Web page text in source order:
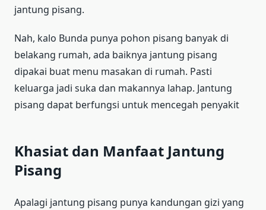
jantung pisang.
Nah, kalo Bunda punya pohon pisang banyak di
belakang rumah, ada baiknya jantung pisang
dipakai buat menu masakan di rumah. Pasti
keluarga jadi suka dan makannya lahap. Jantung
pisang dapat berfungsi untuk mencegah penyakit
Khasiat dan Manfaat Jantung
Pisang
Apalagi jantung pisang punya kandungan gizi yang